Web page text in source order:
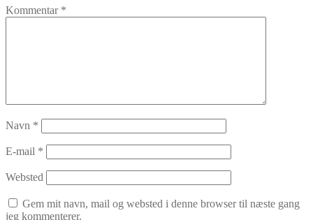
Kommentar *
Navn *
E-mail *
Websted
Gem mit navn, mail og websted i denne browser til næste gang
jeg kommenterer.